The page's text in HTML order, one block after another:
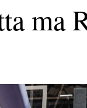
ma